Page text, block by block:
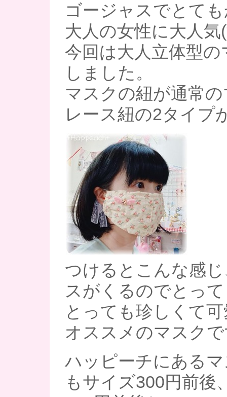
ゴージャスでとて
大人の女性に大人気
今回は大人立体型
しました。
マスクの紐が通常
レース紐の2タイプ
つけるとこんな感
スがくるのでとっ
とっても珍しくて
オススメのマスク
ハッピーチにある
もサイズ300円前後